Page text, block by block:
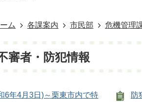
ム 各課案内 市民部 危機管理
審者・防犯情報
6年4月3日)～栗東市内で特
防